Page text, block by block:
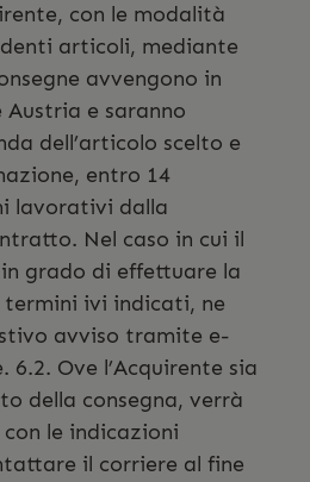
con le modalità
articoli, mediante
avvengono in
e saranno
dell’articolo scelto e
entro 14
lavorativi dalla
Nel caso in cui il
grado di effettuare la
ivi indicati, ne
avviso tramite e-
6.2. Ove l’Acquirente sia
della consegna, verrà
le indicazioni
il corriere al fine